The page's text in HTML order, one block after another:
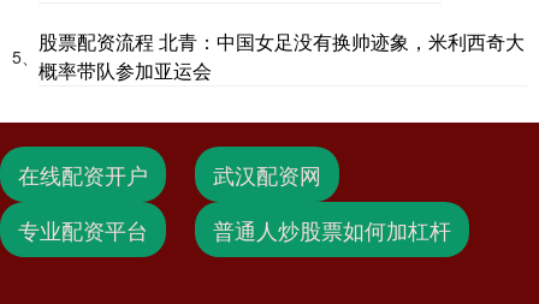
5、
股票配资流程 北青：中国女足没有换帅迹象，米利西奇大
概率带队参加亚运会
在线配资开户
武汉配资网
专业配资平台
普通人炒股票如何加杠杆